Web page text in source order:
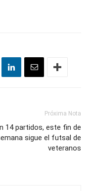
Próxima Nota
14 partidos, este fin de
sigue el futsal de
veteranos